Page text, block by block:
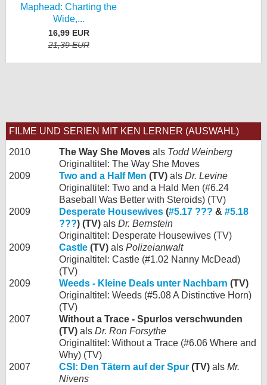
Maphead: Charting the
Wide,...
16,99 EUR
21,39 EUR
FILME UND SERIEN MIT KEN LERNER (AUSWAHL)
2010 The Way She Moves als Todd Weinberg
Originaltitel: The Way She Moves
2009
Two and a Half Men (TV) als Dr. Levine
Originaltitel: Two and a Hald Men (#6.24
Baseball Was Better with Steroids) (TV)
2009
Desperate Housewives (#5.17 ??? & #5.18
???) (TV) als Dr. Bernstein
Originaltitel: Desperate Housewives (TV)
2009
Castle (TV) als Polizeianwalt
Originaltitel: Castle (#1.02 Nanny McDead)
(TV)
2009
Weeds - Kleine Deals unter Nachbarn (TV)
Originaltitel: Weeds (#5.08 A Distinctive Horn)
(TV)
2007
Without a Trace - Spurlos verschwunden
(TV) als Dr. Ron Forsythe
Originaltitel: Without a Trace (#6.06 Where and
Why) (TV)
2007
CSI: Den Tätern auf der Spur (TV) als Mr.
Nivens